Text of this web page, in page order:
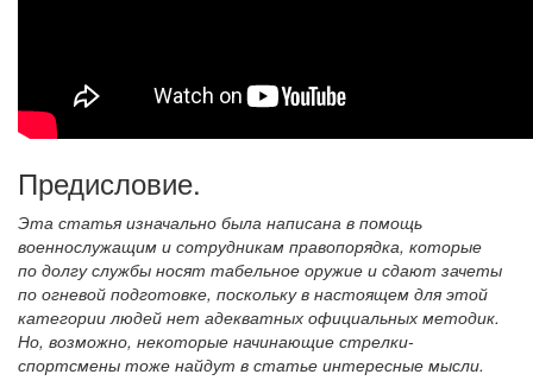
Предисловие.
Эта статья изначально была написана в помощь
военнослужащим и сотрудникам правопорядка, которые
по долгу службы носят табельное оружие и сдают зачеты
по огневой подготовке, поскольку в настоящем для этой
категории людей нет адекватных официальных методик.
Но, возможно, некоторые начинающие стрелки-
спортсмены тоже найдут в статье интересные мысли.